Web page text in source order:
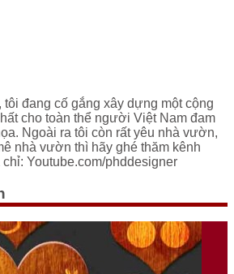
đang cố gắng xây dựng một cộng
cho toàn thể người Việt Nam đam
Ngoài ra tôi còn rất yêu nhà vườn,
nhà vườn thì hãy ghé thăm kênh
Youtube.com/phddesigner